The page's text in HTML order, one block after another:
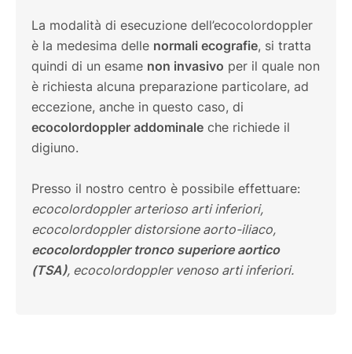
La modalità di esecuzione dell’ecocolordoppler
è la medesima delle normali ecografie, si tratta
quindi di un esame non invasivo per il quale non
è richiesta alcuna preparazione particolare, ad
eccezione, anche in questo caso, di
ecocolordoppler addominale che richiede il
digiuno.
Presso il nostro centro è possibile effettuare:
ecocolordoppler arterioso arti inferiori,
ecocolordoppler distorsione aorto-iliaco,
ecocolordoppler tronco superiore aortico
(TSA), ecocolordoppler venoso arti inferiori.